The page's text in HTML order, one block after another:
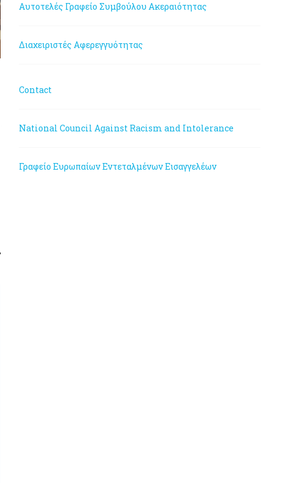
Αυτοτελές Γραφείο Συμβούλου Ακεραιότητας
Διαχειριστές Αφερεγγυότητας
Contact
National Council Against Racism and Intolerance
Γραφείο Ευρωπαίων Εντεταλμένων Εισαγγελέων